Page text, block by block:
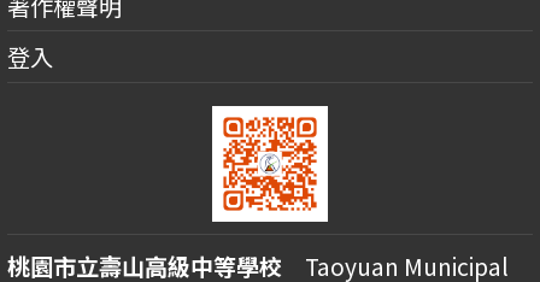
登入
桃園市立壽山高級中等學校 Taoyuan Municipal